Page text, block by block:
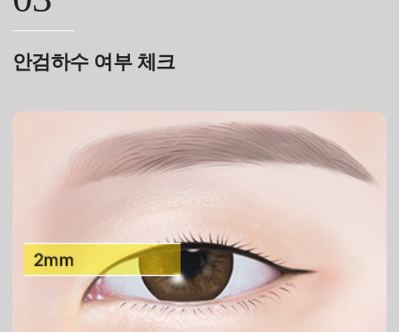
안검하수 여부 체크